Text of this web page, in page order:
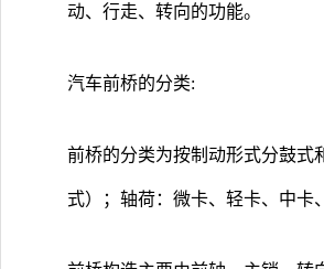
动、行走、转向的功能。
汽车前桥的分类:
前桥的分类为按制动形式分鼓式
式）；轴荷：微卡、轻卡、中卡